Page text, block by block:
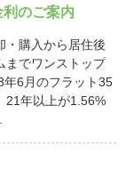
のご案内
・購入から居住後
までワンストップ
6月のフラット35
21年以上が1.56%